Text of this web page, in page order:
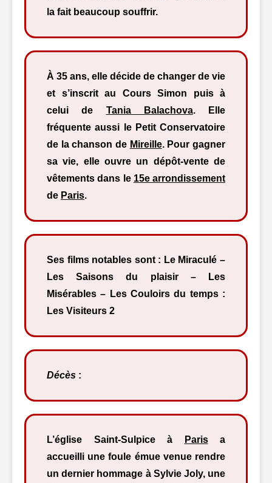
la fait beaucoup souffrir.
À 35 ans, elle décide de changer de vie
et s’inscrit au Cours Simon puis à
celui de Tania Balachova. Elle
fréquente aussi le Petit Conservatoire
de la chanson de Mireille. Pour gagner
sa vie, elle ouvre un dépôt-vente de
vêtements dans le 15e arrondissement
de Paris.
Ses films notables sont : Le Miraculé –
Les Saisons du plaisir – Les
Misérables – Les Couloirs du temps :
Les Visiteurs 2
Décès :
L’église Saint-Sulpice à Parisa
accueilli une foule émue venue rendre
un dernier hommage à Sylvie Joly, une